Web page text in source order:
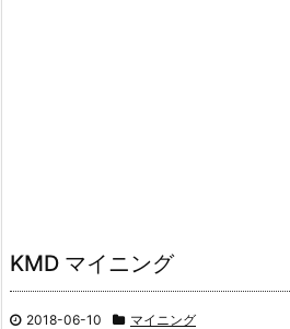
KMD マイニング
2018-06-10 マイニング